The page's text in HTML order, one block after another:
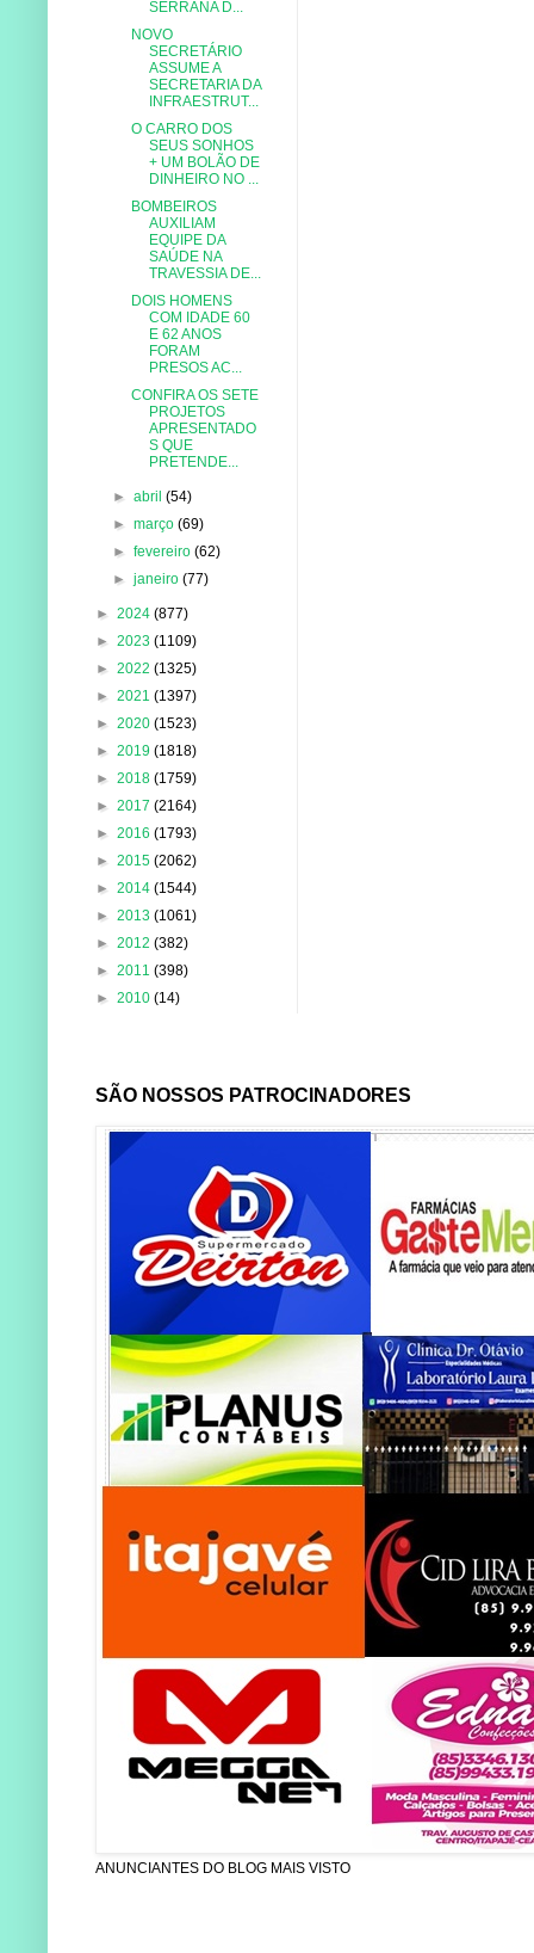
SERRANA D...
NOVO
SECRETÁRIO
ASSUME A
SECRETARIA DA
INFRAESTRUT...
O CARRO DOS
SEUS SONHOS
+ UM BOLÃO DE
DINHEIRO NO ...
BOMBEIROS
AUXILIAM
EQUIPE DA
SAÚDE NA
TRAVESSIA DE...
DOIS HOMENS
COM IDADE 60
E 62 ANOS
FORAM
PRESOS AC...
CONFIRA OS SETE
PROJETOS
APRESENTADO
S QUE
PRETENDE...
►abril(54)
►março(69)
►fevereiro(62)
►janeiro(77)
► 2024 (877)
► 2023 (1109)
► 2022 (1325)
► 2021 (1397)
► 2020 (1523)
► 2019 (1818)
► 2018 (1759)
► 2017 (2164)
► 2016 (1793)
► 2015 (2062)
► 2014 (1544)
► 2013 (1061)
► 2012 (382)
► 2011 (398)
► 2010 (14)
SÃO NOSSOS PATROCINADORES
ANUNCIANTES DO BLOG MAIS VISTO